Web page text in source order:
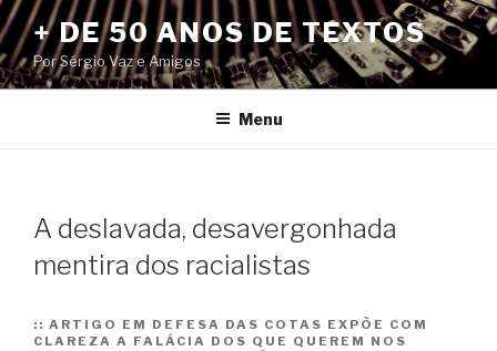
Pular
para
o
conteúdo
+ DE 50 ANOS DE TEXTOS
Por Sérgio Vaz e Amigos
Menu
A deslavada, desavergonhada
mentira dos racialistas
:: ARTIGO EM DEFESA DAS COTAS EXPÕE COM
CLAREZA A FALÁCIA DOS QUE QUEREM NOS